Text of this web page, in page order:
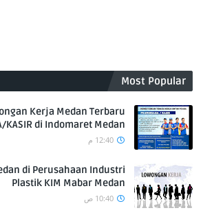
Most Popular
Kerja Medan Terbaru
KASIR di Indomaret Medan
12:40 م
di Perusahaan Industri
Plastik KIM Mabar Medan
10:40 ص